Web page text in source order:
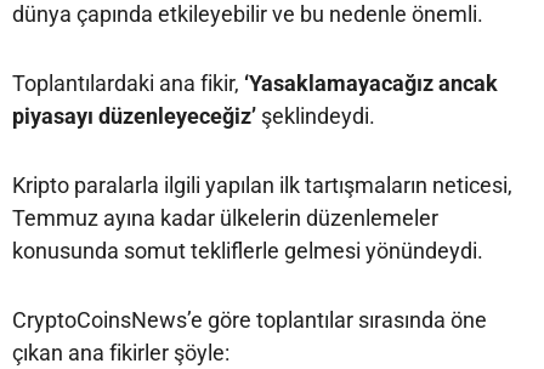
dünya çapında etkileyebilir ve bu nedenle önemli.
Toplantılardaki ana fikir, ‘Yasaklamayacağız ancak
piyasayı düzenleyeceğiz’ şeklindeydi.
Kripto paralarla ilgili yapılan ilk tartışmaların neticesi,
Temmuz ayına kadar ülkelerin düzenlemeler
konusunda somut tekliflerle gelmesi yönündeydi.
CryptoCoinsNews’e göre toplantılar sırasında öne
çıkan ana fikirler şöyle: